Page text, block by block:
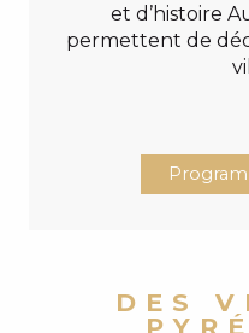
et d’histoire
permettent de
DES